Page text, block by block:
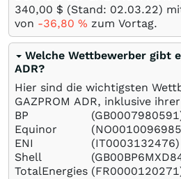
340,00 $ (Stand: 02.03.22)
von -36,80 % zum Vortag.
Welche Wettbewerber gibt
ADR?
Hier sind die wichtigsten
GAZPROM ADR, inklusive
BP
Equinor
ENI
(IT0003132476)
Shell
TotalEnergies